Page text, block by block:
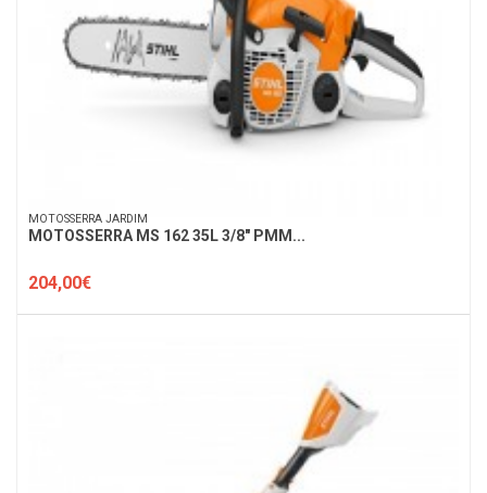
MOTOSSERRA JARDIM
MOTOSSERRA MS 162 35L 3/8" PMM...
204,00€